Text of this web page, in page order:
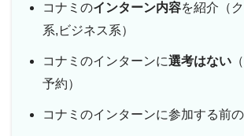
コナミのインターン内容を紹介（
系,ビジネス系）
コナミのインターンに選考はない
予約）
コナミのインターンに参加する前の